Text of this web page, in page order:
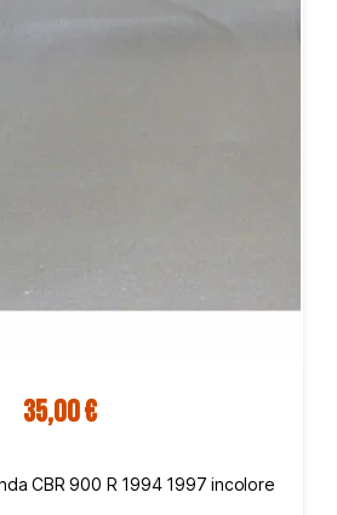
35,00 €
CBR 900 R 1994 1997 incolore